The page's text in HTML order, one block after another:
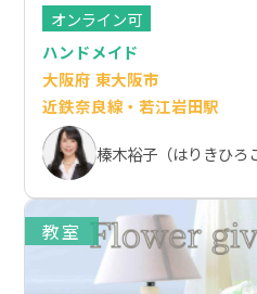
オンライン可
ハンドメイド
大阪府 東大阪市
近鉄奈良線・若江岩田駅
榛木裕子（はりきひろ
教室